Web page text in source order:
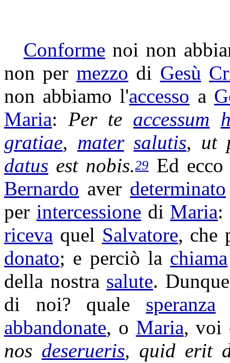
Conforme noi non
non per mezzo di Gesù
non abbiamo l'accesso a
Maria:Per te accessum
gratiae, mater salutis, ut
datus est nobis.29Ed
Bernardo aver determinato
per intercessione di Maria:
riceva quel Salvatore, che
donato; e perciò la chiama
della nostra salute.
di noi? quale speranza
abbandonate, o Maria, voi
nos deserueris, quid erit